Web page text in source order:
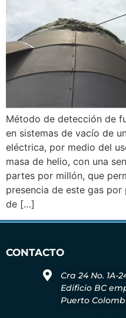
Método de detección de
en sistemas de vacío de
eléctrica, por medio del
masa de helio, con una
partes por millón, que
presencia de este gas por
de […]
CONTACTO
Cra 24 No. 1A-
Edificio BC
Puerto